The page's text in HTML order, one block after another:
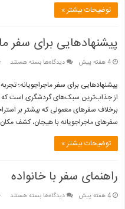
توضیحات بیشتر »
پیشنهادهایی برای سفر
4 هفته پیش دیدگاه‌هابرای
برای
سفر
ماجراجویانه
بسته هستند
پیشنهادهایی برای سفر ماجراجویانه؛
از جذاب‌ترین سبک‌های گردشگری است که
برخلاف سفرهای معمولی که بیشتر بر
سفرهای ماجراجویانه با هیجان، کشف
توضیحات بیشتر »
راهنمای سفر با خانواده
4 هفته پیش دیدگاه‌هابرای
بسته هستند